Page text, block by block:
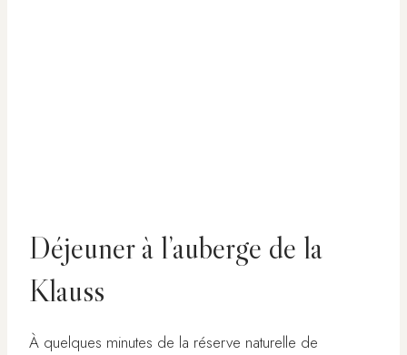
Déjeuner à l’auberge de la
Klauss
À quelques minutes de la réserve naturelle de